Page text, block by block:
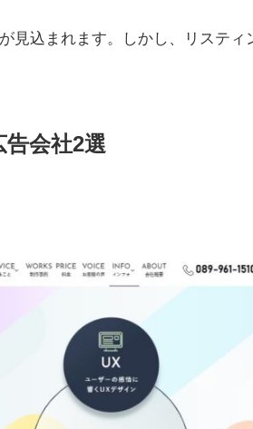
見込まれます。しかし、リスティ
会社2選